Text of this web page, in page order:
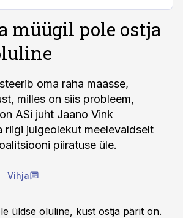
müügil pole ostja
oma raha maasse,
milles on siis probleem,
ASi juht Jaano Vink
riigi julgeolekut meelevaldselt
piiratuse üle.
Vihja
üldse oluline, kust ostja pärit on.